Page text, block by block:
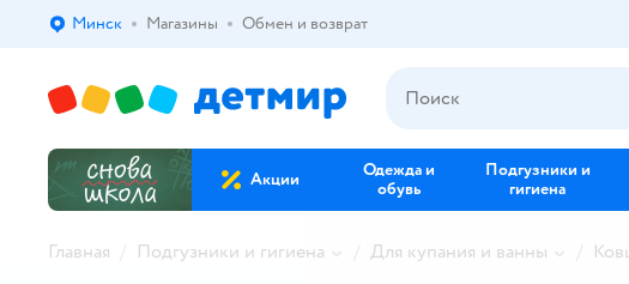
Выбор адреса доставки.
Минск Магазины Обмен и возврат
Акции
Одежда и
обувь
Подгузники и
гигиена
Главная Подгузники и гигиена Для купания и ванны